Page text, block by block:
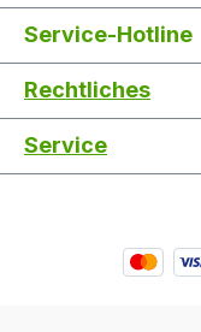
Service-Hotline
Rechtliches
Service